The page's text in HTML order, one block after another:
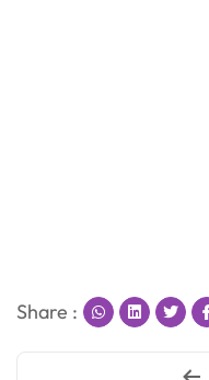
Share :